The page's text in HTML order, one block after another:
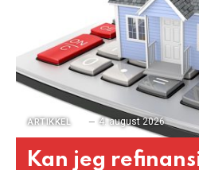
ARTIKKEL 4. august 2026
Kan jeg